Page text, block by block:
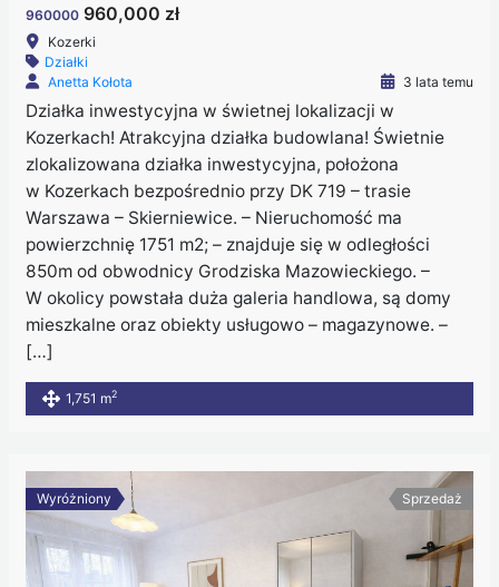
960000 960,000 zł
Kozerki
Działki
Anetta Kołota
3 lata temu
Działka inwestycyjna w świetnej lokalizacji w
Kozerkach! Atrakcyjna działka budowlana! Świetnie
zlokalizowana działka inwestycyjna, położona
w Kozerkach bezpośrednio przy DK 719 – trasie
Warszawa – Skierniewice. – Nieruchomość ma
powierzchnię 1751 m2; – znajduje się w odległości
850m od obwodnicy Grodziska Mazowieckiego. –
W okolicy powstała duża galeria handlowa, są domy
mieszkalne oraz obiekty usługowo – magazynowe. –
[…]
1,751 m2
Wyróżniony Sprzedaż